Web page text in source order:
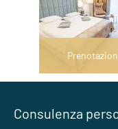
Consulenza